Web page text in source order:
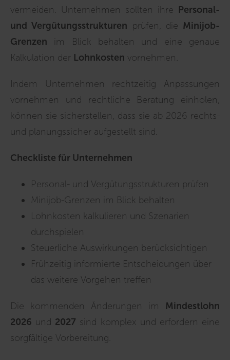
vermeiden. Unternehmen sollten ihre Personal-
und Vergütungsstrukturen prüfen, die Minijob-
Grenzen im Blick behalten und eine genaue
Kalkulation der Lohnkosten vornehmen.
Indem Unternehmen rechtzeitig Anpassungen
vornehmen und rechtliche Beratung einholen,
können sie sicherstellen, dass sie ab 2026 rechts-
und planungssicher aufgestellt sind.
Checkliste für Unternehmen
Personal- und Vergütungsstrukturen prüfen
Minijob-Grenzen im Blick behalten
Lohnkosten kalkulieren und Szenarien
durchspielen
Steuerliche Auswirkungen berücksichtigen
Frühzeitig informierte Entscheidungen über
das weitere Vorgehen treffen
Die kommenden Änderungen im Mindestlohn
2026 und 2027 sind komplex und erfordern eine
sorgfältige Vorbereitung.